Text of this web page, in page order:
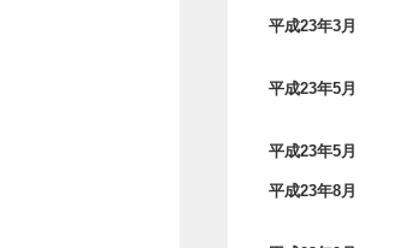
平成23年3月
平成23年5月
平成23年5月
平成23年8月